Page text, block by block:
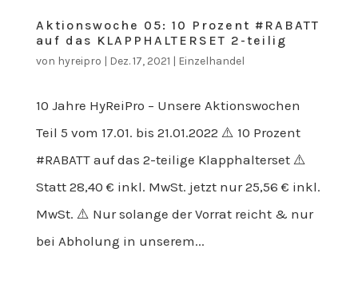
Aktionswoche 05: 10 Prozent #RABATT
auf das KLAPPHALTERSET 2-teilig
von hyreipro | Dez. 17, 2021 | Einzelhandel
10 Jahre HyReiPro – Unsere Aktionswochen
Teil 5 vom 17.01. bis 21.01.2022 ⚠️ 10 Prozent
#RABATT auf das 2-teilige Klapphalterset ⚠️
Statt 28,40 € inkl. MwSt. jetzt nur 25,56 € inkl.
MwSt. ⚠️ Nur solange der Vorrat reicht & nur
bei Abholung in unserem...